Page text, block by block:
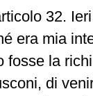
32.
era mia
fosse la
di